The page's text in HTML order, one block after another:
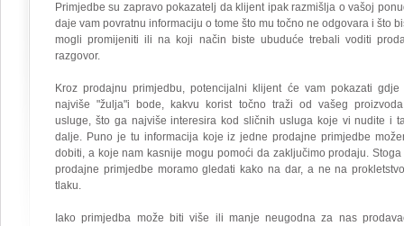
Primjedbe su zapravo pokazatelj da klijent ipak razmišlja o vašoj
daje vam povratnu informaciju o tome što mu točno ne odgovara i što
mogli promijeniti ili na koji način biste ubuduće trebali voditi
razgovor.
Kroz prodajnu primjedbu, potencijalni klijent će vam pokazati gdje
najviše "žulja"i bode, kakvu korist točno traži od vašeg
usluge, što ga najviše interesira kod sličnih usluga koje vi nudite i
dalje. Puno je tu informacija koje iz jedne prodajne primjedbe
dobiti, a koje nam kasnije mogu pomoći da zaključimo prodaju. Stoga
prodajne primjedbe moramo gledati kako na dar, a ne na
tlaku.
Iako primjedba može biti više ili manje neugodna za nas